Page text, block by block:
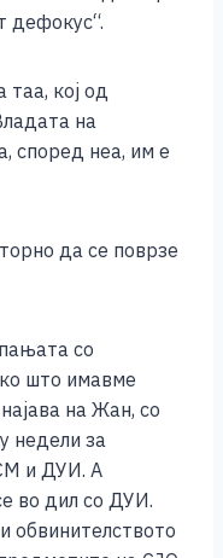
дефокус“.
кој од
на
според неа, им е
да се поврзе
со
што имавме
на Жан, со
недели за
и ДУИ. А
во дил со ДУИ.
обвинителството